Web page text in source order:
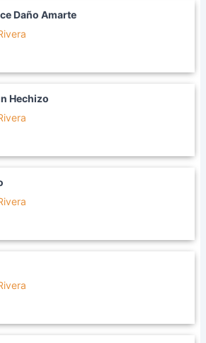
Daño Amarte
Hechizo